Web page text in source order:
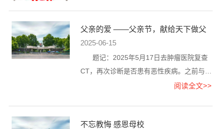
父亲的爱 ——父亲节，献给天下做父
亲的人们
2025-06-15
题记：2025年5月17日去肿瘤医院复查
CT，再次诊断是否患有恶性疾病。之前与医
生沟通，告诉情况不乐观准备手术。今天是
阅读全文>>
不忘教悔 感恩母校